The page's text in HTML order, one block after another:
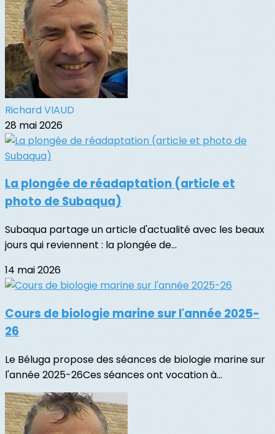
Richard VIAUD
28 mai 2026
La plongée de réadaptation (article et
photo de Subaqua)
Subaqua partage un article d'actualité avec les beaux
jours qui reviennent : la plongée de...
14 mai 2026
Cours de biologie marine sur l'année 2025-
26
Le Béluga propose des séances de biologie marine sur
l'année 2025-26Ces séances ont vocation à...